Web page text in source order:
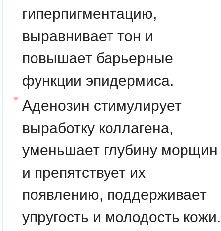
гиперпигментацию,
выравнивает тон и
повышает барьерные
функции эпидермиса.
Аденозин стимулирует
выработку коллагена,
уменьшает глубину морщин
и препятствует их
появлению, поддерживает
упругость и молодость кожи.